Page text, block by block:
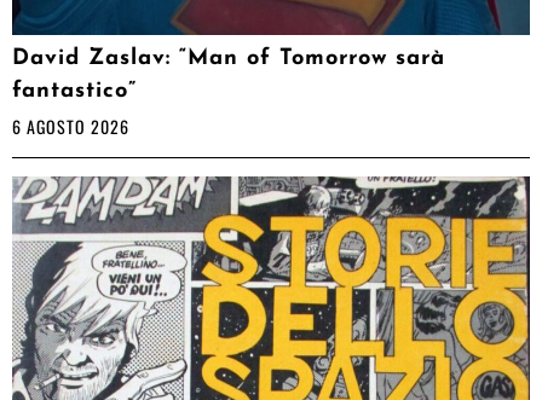
David Zaslav: “Man of Tomorrow sarà
fantastico”
6 AGOSTO 2026